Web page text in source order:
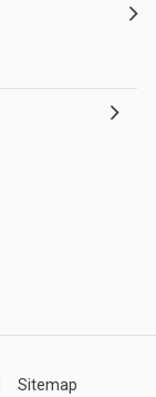
Sitemap